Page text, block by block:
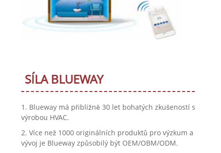
SÍLA BLUEWAY
1. Blueway má přibližně 30 let bohatých zkušeností s
výrobou HVAC.
2. Více než 1000 originálních produktů pro výzkum a
vývoj je Blueway způsobilý být OEM/OBM/ODM.